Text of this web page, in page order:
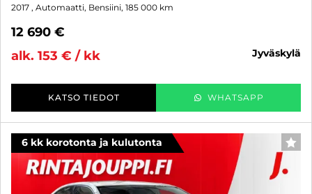
2017 , Automaatti, Bensiini, 185 000 km
12 690 €
alk. 153 € / kk
jyväskylä
KATSO TIEDOT WHATSAPP
6 kk korotonta ja kulutonta